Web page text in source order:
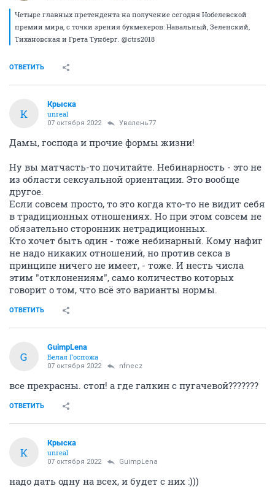
Четыре главных претендента на получение сегодня Нобелевской
премии мира, с точки зрения букмекеров: Навальный, Зеленский,
Тихановская и Грета Тунберг. @ctrs2018
ОТВЕТИТЬ
К
Крыска
unreal
07 октября 2022 Увалень77
Дамы, господа и прочие формы жизни!
Ну вы матчасть-то почитайте. Небинарность - это не
из области сексуальной ориентации. Это вообще
другое.
Если совсем просто, то это когда кто-то не видит себя
в традиционных отношениях. Но при этом совсем не
обязательно сторонник нетрадиционных.
Кто хочет быть один - тоже небинарный. Кому нафиг
не надо никаких отношений, но против секса в
принципе ничего не имеет, - тоже. И несть числа
этим "отклонениям", само количество которых
говорит о том, что всё это варианты нормы.
ОТВЕТИТЬ
G
GuimpLena
Белая Госпожа
07 октября 2022 nfnecz
все прекрасны. стоп! а где галкин с пугачевой???????
ОТВЕТИТЬ
К
Крыска
unreal
07 октября 2022 GuimpLena
надо дать одну на всех, и будет с них :)))